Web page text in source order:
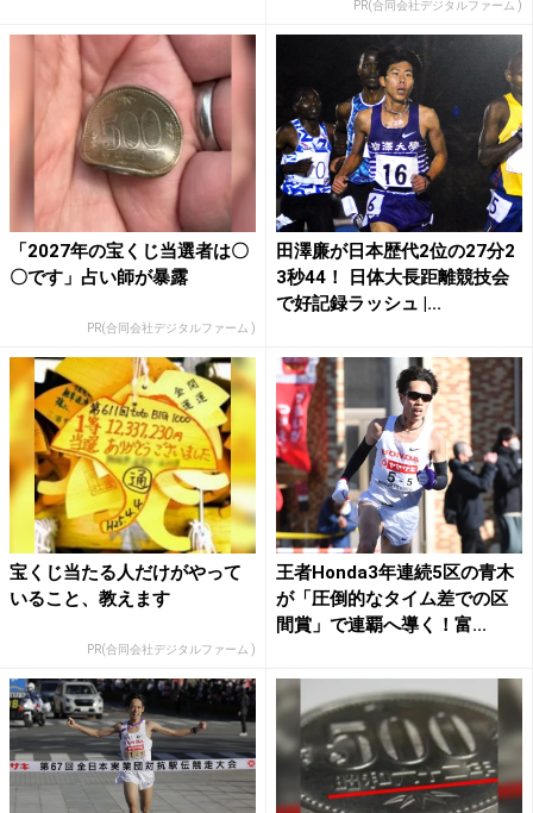
PR(合同会社デジタルファーム )
「2027年の宝くじ当選者は〇
〇です」占い師が暴露
PR(合同会社デジタルファーム )
田澤廉が日本歴代2位の27分2
3秒44！ 日体大長距離競技会
で好記録ラッシュ |...
宝くじ当たる人だけがやって
いること、教えます
PR(合同会社デジタルファーム )
王者Honda3年連続5区の青木
が「圧倒的なタイム差での区
間賞」で連覇へ導く！富...